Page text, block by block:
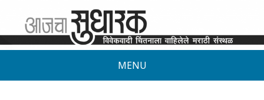
MENU